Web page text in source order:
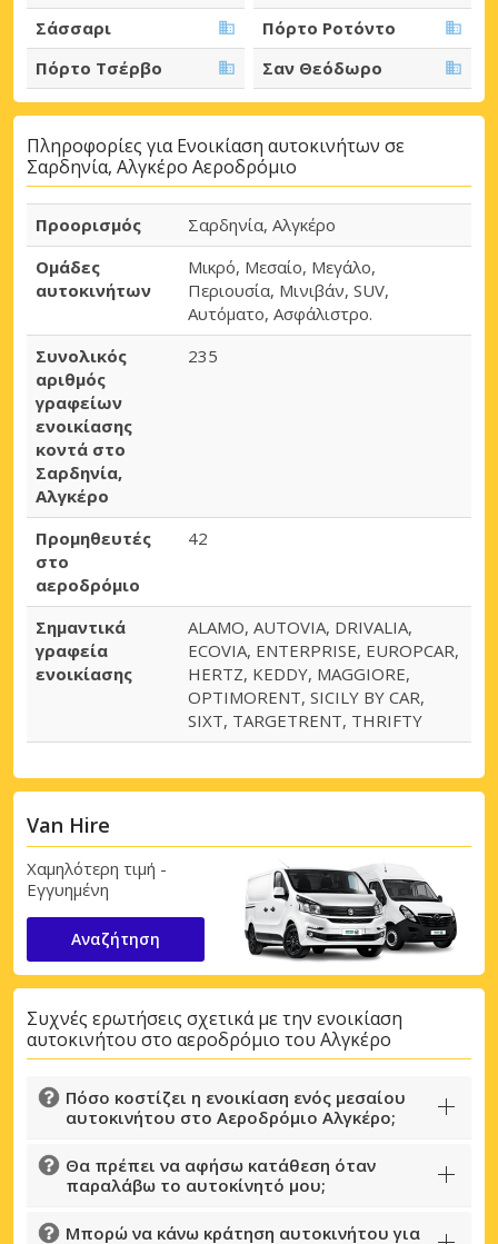
Σάσσαρι
Πόρτο Ροτόντο
Πόρτο Τσέρβο
Σαν Θεόδωρο
Πληροφορίες για Ενοικίαση αυτοκινήτων σε
Σαρδηνία, Αλγκέρο Αεροδρόμιο
Προορισμός
Σαρδηνία, Αλγκέρο
Ομάδες
αυτοκινήτων
Μικρό, Μεσαίο, Μεγάλο,
Περιουσία, Μινιβάν, SUV,
Αυτόματο, Ασφάλιστρο.
Συνολικός
αριθμός
γραφείων
ενοικίασης
κοντά στο
Σαρδηνία,
Αλγκέρο
235
Προμηθευτές
στο
αεροδρόμιο
42
Σημαντικά
γραφεία
ενοικίασης
ALAMO, AUTOVIA, DRIVALIA,
ECOVIA, ENTERPRISE, EUROPCAR,
HERTZ, KEDDY, MAGGIORE,
OPTIMORENT, SICILY BY CAR,
SIXT, TARGETRENT, THRIFTY
Van Hire
Χαμηλότερη τιμή -
Εγγυημένη
Αναζήτηση
Συχνές ερωτήσεις σχετικά με την ενοικίαση
αυτοκινήτου στο αεροδρόμιο του Αλγκέρο
Πόσο κοστίζει η ενοικίαση ενός μεσαίου
αυτοκινήτου στο Αεροδρόμιο Αλγκέρο;
Θα πρέπει να αφήσω κατάθεση όταν
παραλάβω το αυτοκίνητό μου;
Μπορώ να κάνω κράτηση αυτοκινήτου για